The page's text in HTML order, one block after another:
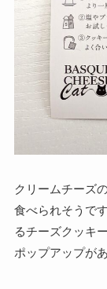
クリームチーズ
食べられそうで
るチーズクッキ
ポップアップが